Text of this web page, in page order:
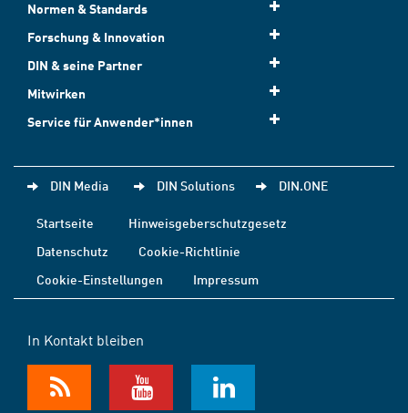
Normen & Standards
Forschung & Innovation
DIN & seine Partner
Mitwirken
Service für Anwender*innen
DIN Media DIN Solutions DIN.ONE
Startseite
Hinweisgeberschutzgesetz
Datenschutz
Cookie-Richtlinie
Cookie-Einstellungen
Impressum
In Kontakt bleiben